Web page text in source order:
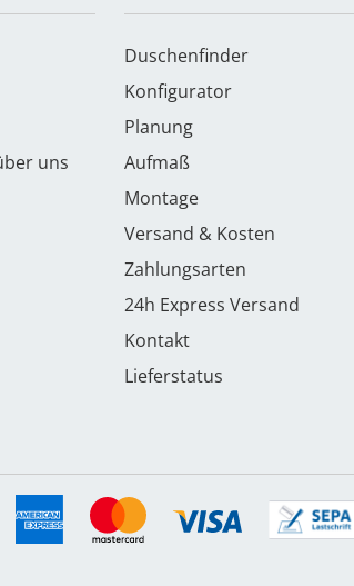
uns
Duschenfinder
Konfigurator
Planung
Aufmaß
Montage
Versand & Kosten
Zahlungsarten
24h Express Versand
Kontakt
Lieferstatus